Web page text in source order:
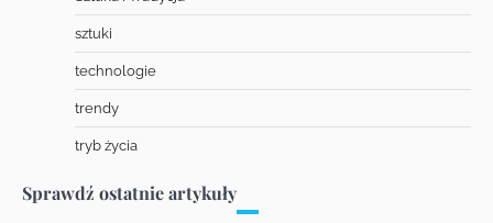
sztuki
technologie
trendy
tryb życia
Sprawdź ostatnie artykuły